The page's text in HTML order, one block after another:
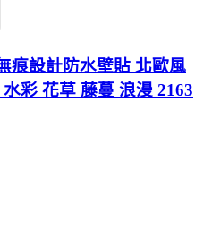
痕設計防水壁貼 北歐風
彩 花草 藤蔓 浪漫 2163